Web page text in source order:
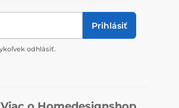
Prihlásiť
odhlásiť.